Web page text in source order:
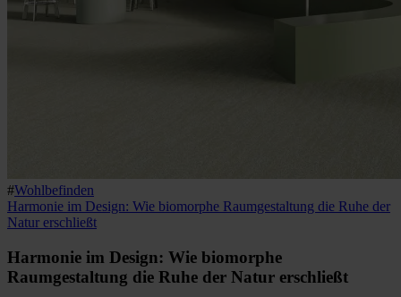
#Wohlbefinden
Harmonie im Design: Wie biomorphe Raumgestaltung die Ruhe der
Natur erschließt
Harmonie im Design: Wie biomorphe
Raumgestaltung die Ruhe der Natur erschließt